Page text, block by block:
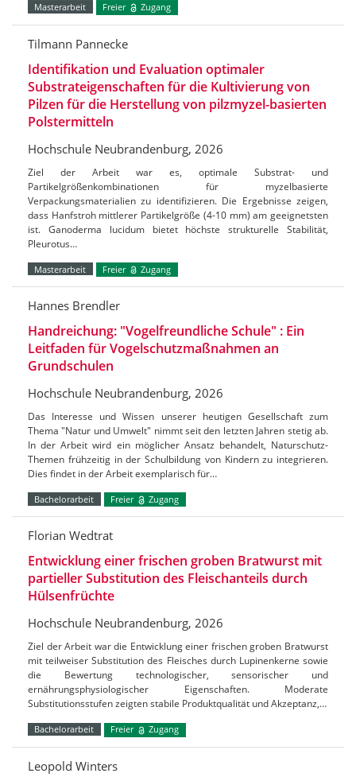
Masterarbeit Freier Zugang
Tilmann Pannecke
Identifikation und Evaluation optimaler
Substrateigenschaften für die Kultivierung von
Pilzen für die Herstellung von pilzmyzel-basierten
Polstermitteln
Hochschule Neubrandenburg, 2026
Ziel der Arbeit war es, optimale Substrat- und
Partikelgrößenkombinationen für myzelbasierte
Verpackungsmaterialien zu identifizieren. Die Ergebnisse zeigen,
dass Hanfstroh mittlerer Partikelgröße (4-10 mm) am geeignetsten
ist. Ganoderma lucidum bietet höchste strukturelle Stabilität,
Pleurotus…
Masterarbeit Freier Zugang
Hannes Brendler
Handreichung: "Vogelfreundliche Schule" : Ein
Leitfaden für Vogelschutzmaßnahmen an
Grundschulen
Hochschule Neubrandenburg, 2026
Das Interesse und Wissen unserer heutigen Gesellschaft zum
Thema "Natur und Umwelt" nimmt seit den letzten Jahren stetig ab.
In der Arbeit wird ein möglicher Ansatz behandelt, Naturschutz-
Themen frühzeitig in der Schulbildung von Kindern zu integrieren.
Dies findet in der Arbeit exemplarisch für…
Bachelorarbeit Freier Zugang
Florian Wedtrat
Entwicklung einer frischen groben Bratwurst mit
partieller Substitution des Fleischanteils durch
Hülsenfrüchte
Hochschule Neubrandenburg, 2026
Ziel der Arbeit war die Entwicklung einer frischen groben Bratwurst
mit teilweiser Substitution des Fleisches durch Lupinenkerne sowie
die Bewertung technologischer, sensorischer und
ernährungsphysiologischer Eigenschaften. Moderate
Substitutionsstufen zeigten stabile Produktqualität und Akzeptanz,…
Bachelorarbeit Freier Zugang
Leopold Winters